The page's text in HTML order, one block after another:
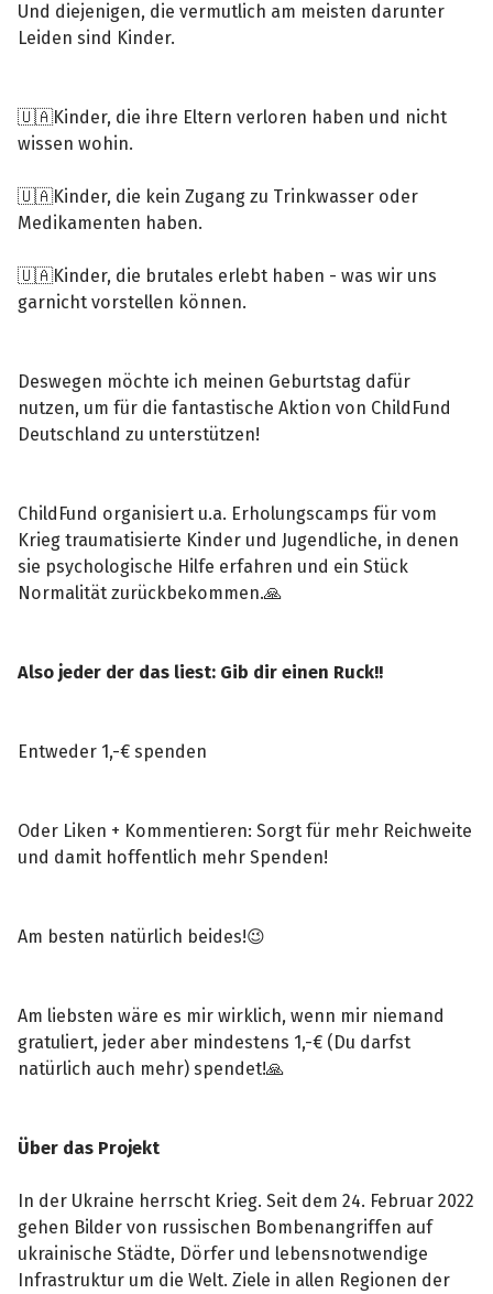
Und diejenigen, die vermutlich am meisten darunter
Leiden sind Kinder.
🇺🇦Kinder, die ihre Eltern verloren haben und nicht
wissen wohin.
🇺🇦Kinder, die kein Zugang zu Trinkwasser oder
Medikamenten haben.
🇺🇦Kinder, die brutales erlebt haben - was wir uns
garnicht vorstellen können.
Deswegen möchte ich meinen Geburtstag dafür
nutzen, um für die fantastische Aktion von ChildFund
Deutschland zu unterstützen!
ChildFund organisiert u.a. Erholungscamps für vom
Krieg traumatisierte Kinder und Jugendliche, in denen
sie psychologische Hilfe erfahren und ein Stück
Normalität zurückbekommen.🙏
Also jeder der das liest: Gib dir einen Ruck!!
Entweder 1,-€ spenden
Oder Liken + Kommentieren: Sorgt für mehr Reichweite
und damit hoffentlich mehr Spenden!
Am besten natürlich beides!😉
Am liebsten wäre es mir wirklich, wenn mir niemand
gratuliert, jeder aber mindestens 1,-€ (Du darfst
natürlich auch mehr) spendet!🙏
Über das Projekt
In der Ukraine herrscht Krieg. Seit dem 24. Februar 2022
gehen Bilder von russischen Bombenangriffen auf
ukrainische Städte, Dörfer und lebensnotwendige
Infrastruktur um die Welt. Ziele in allen Regionen der